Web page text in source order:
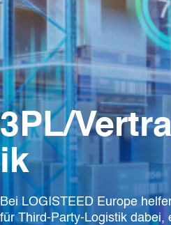
3PL/
ik
Bei LOGISTEED Europe
für Third-Party-Logistik dabei,